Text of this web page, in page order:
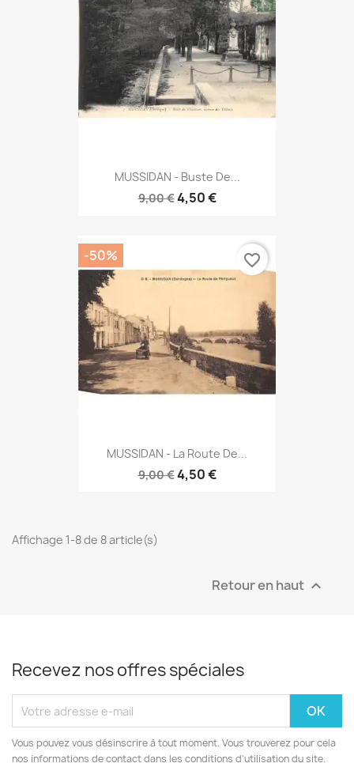
MUSSIDAN - Buste De...
9,00 €4,50 €
MUSSIDAN - La Route De...
9,00 €4,50 €
-50% favorite_border
Affichage 1-8 de 8 article(s)
Retour en haut 
Recevez nos offres spéciales
Vous pouvez vous désinscrire à tout moment. Vous trouverez pour cela
nos informations de contact dans les conditions d'utilisation du site.